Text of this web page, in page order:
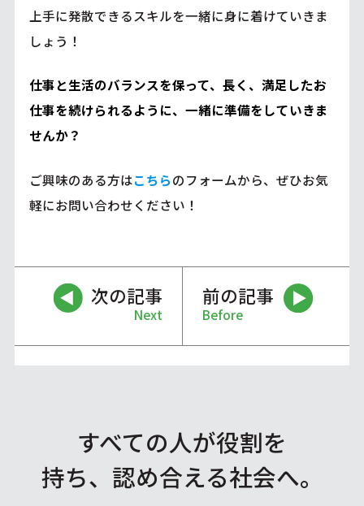
上手に発散できるスキルを一緒に身に着けていきま
しょう！
仕事と生活のバランスを保って、長く、満足したお
仕事を続けられるように、一緒に準備をしていきま
せんか？
ご興味のある方はこちらのフォームから、ぜひお気
軽にお問い合わせください！
次の記事
Next
前の記事
Before
すべての人が役割を
持ち、認め合える社会へ。